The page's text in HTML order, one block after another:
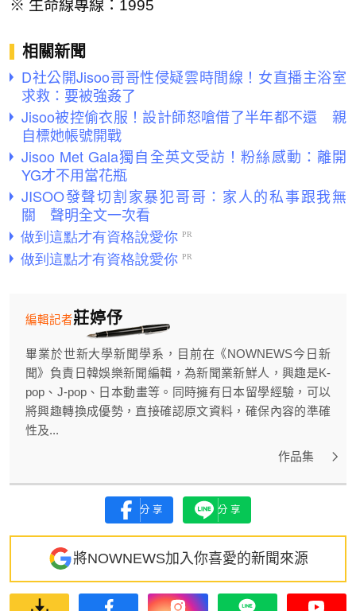
※ 生命線專線：1995
相關新聞
D社公開Jisoo哥哥性侵疑雲時間線！女直播主浴室
求救：要被強姦了
Jisoo被控偷衣服！設計師怒嗆借了半年都不還 親
自標她帳號開戰
Jisoo Met Gala獨自全英文受訪！粉絲感動：離開
YG才不用當花瓶
JISOO發聲切割家暴犯哥哥：家人的私事跟我無
關 聲明全文一次看
莊婷伃
編輯記者
畢業於世新大學新聞學系，目前在《NOWNEWS今日新
聞》負責日韓娛樂新聞編輯，為新聞業新鮮人，興趣是K-
pop、J-pop、日本動畫等。同時擁有日本留學經驗，可以
將興趣轉換成優勢，直接確認原文資料，確保內容的準確
性及...
作品集
分享 分享
將NOWNEWS加入你喜愛的新聞來源